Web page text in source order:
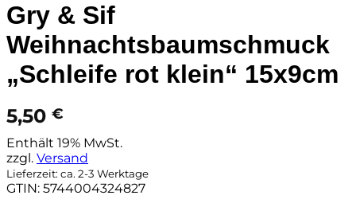
Gry & Sif
Weihnachtsbaumschmuck
„Schleife rot klein“ 15x9cm
5,50 €
Enthält 19% MwSt.
zzgl. Versand
Lieferzeit: ca. 2-3 Werktage
GTIN: 5744004324827